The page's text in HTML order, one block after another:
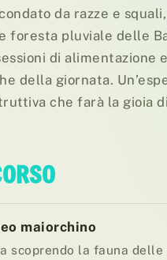
da razze e
foresta pluviale delle
di alimentazione
della giornata.
che farà la gioia
maiorchino
scoprendo la fauna delle